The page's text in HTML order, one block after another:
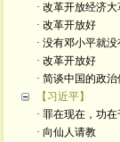
· 改革开放经济
· 改革开放好
· 没有邓小平就没
· 改革开放好
· 简谈中国的政治
【习近平】
· 罪在现在，功在
· 向仙人请教